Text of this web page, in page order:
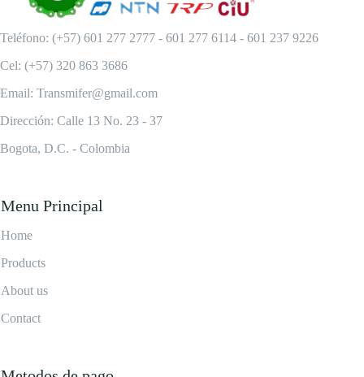
Teléfono: (+57) 601 277 2777 - 601 277 6114 - 601 237 9226
Cel: (+57) 320 863 3686
Email: Transmifer@gmail.com
Dirección: Calle 13 No. 23 - 37
Bogota, D.C. - Colombia
Menu Principal
Home
Products
About us
Contact